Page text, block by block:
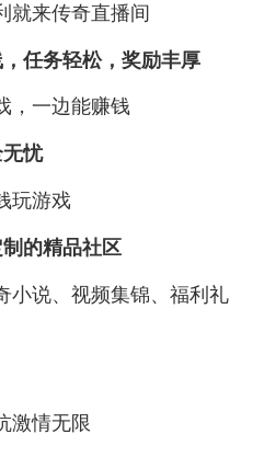
就来传奇直播间
任务轻松，奖励丰厚
，一边能赚钱
忧
玩游戏
的精品社区
小说、视频集锦、福利礼
激情无限